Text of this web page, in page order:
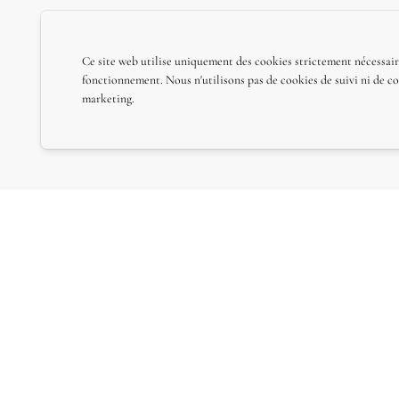
Ce site web utilise uniquement des cookies strictement
fonctionnement. Nous n'utilisons pas de cookies de suivi ni de
marketing.